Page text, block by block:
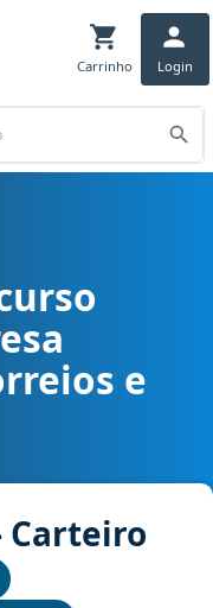
Carrinho Login
de Correios e
e
Carteiro